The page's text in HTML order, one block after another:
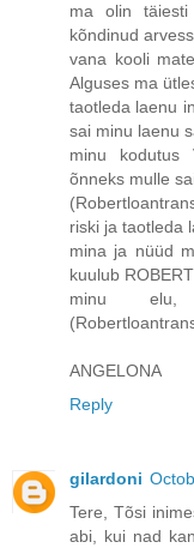
ma olin
kõndinud
vana kooli
Alguses ma
taotleda laenu
sai minu laenu
minu kodutus
õnneks mulle
riski ja taotleda
mina ja nüüd
kuulub
minu
ANGELONA
Reply
gilardoni
Tere, Tõsi
abi, kui nad